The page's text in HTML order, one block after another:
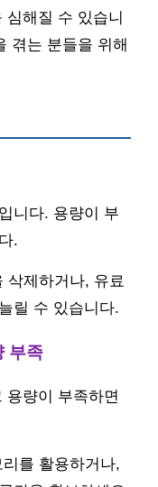
심해질 수 있습니
겪는 분들을 위해
니다. 용량이 부
.
삭제하거나, 유료
릴 수 있습니다.
부족
용량이 부족하면
를 활용하거나,